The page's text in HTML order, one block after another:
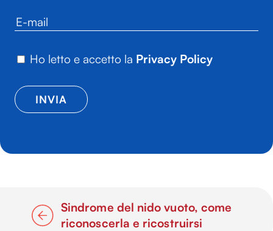
Ho letto e accetto la Privacy Policy
Sindrome del nido vuoto, come
riconoscerla e ricostruirsi